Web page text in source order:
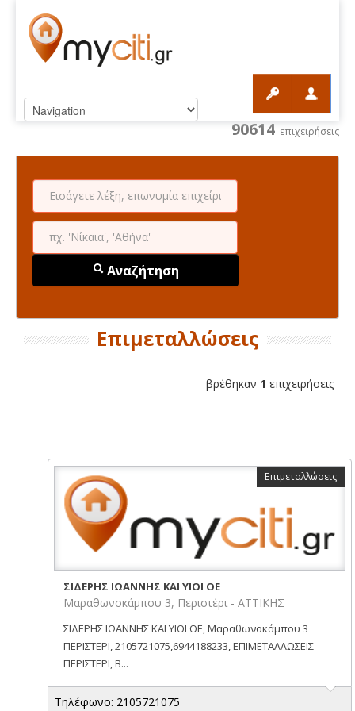
90614 επιχειρήσεις
Αναζήτηση
Επιμεταλλώσεις
βρέθηκαν 1 επιχειρήσεις
Επιμεταλλώσεις
ΣΙΔΕΡΗΣ ΙΩΑΝΝΗΣ ΚΑΙ ΥΙΟΙ ΟΕ
Μαραθωνοκάμπου 3, Περιστέρι - ΑΤΤΙΚΗΣ
ΣΙΔΕΡΗΣ ΙΩΑΝΝΗΣ ΚΑΙ ΥΙΟΙ ΟΕ, Μαραθωνοκάμπου 3
ΠΕΡΙΣΤΕΡΙ, 2105721075,6944188233, ΕΠΙΜΕΤΑΛΛΩΣΕΙΣ
ΠΕΡΙΣΤΕΡΙ, Β...
Τηλέφωνο: 2105721075